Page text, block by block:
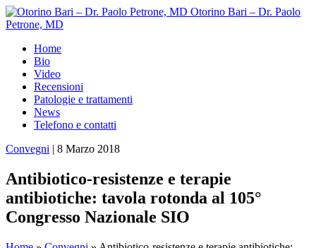
Otorino Bari – Dr. Paolo
Petrone, MD
Home
Bio
Video
Recensioni
Patologie e trattamenti
News
Telefono e contatti
Convegni | 8 Marzo 2018
Antibiotico-resistenze e terapie
antibiotiche: tavola rotonda al 105°
Congresso Nazionale SIO